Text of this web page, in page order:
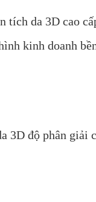
da 3D cao
kinh doanh
3D độ phân giải